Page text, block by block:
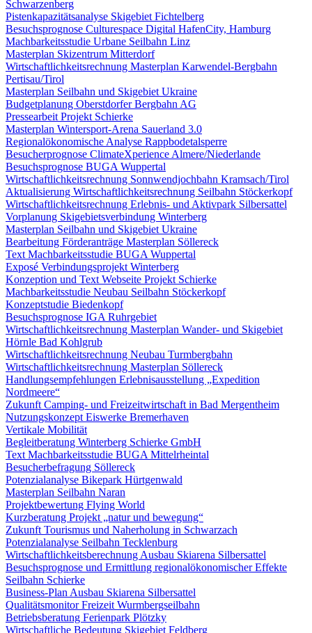
Schwarzenberg
Pistenkapazitätsanalyse Skigebiet Fichtelberg
Besuchsprognose Culturespace Digital HafenCity, Hamburg
Machbarkeitsstudie Urbane Seilbahn Linz
Masterplan Skizentrum Mitterdorf
Wirtschaftlichkeitsrechnung Masterplan Karwendel-Bergbahn
Pertisau/Tirol
Masterplan Seilbahn und Skigebiet Ukraine
Budgetplanung Oberstdorfer Bergbahn AG
Pressearbeit Projekt Schierke
Masterplan Wintersport-Arena Sauerland 3.0
Regionalökonomische Analyse Rappbodetalsperre
Besucherprognose ClimateXperience Almere/Niederlande
Besuchsprognose BUGA Wuppertal
Wirtschaftlichkeitsrechnung Sonnwendjochbahn Kramsach/Tirol
Aktualisierung Wirtschaftlichkeitsrechnung Seilbahn Stöckerkopf
Wirtschaftlichkeitsrechnung Erlebnis- und Aktivpark Silbersattel
Vorplanung Skigebietsverbindung Winterberg
Masterplan Seilbahn und Skigebiet Ukraine
Bearbeitung Förderanträge Masterplan Söllereck
Text Machbarkeitsstudie BUGA Wuppertal
Exposé Verbindungsprojekt Winterberg
Konzeption und Text Webseite Projekt Schierke
Machbarkeitsstudie Neubau Seilbahn Stöckerkopf
Konzeptstudie Biedenkopf
Besuchsprognose IGA Ruhrgebiet
Wirtschaftlichkeitsrechnung Masterplan Wander- und Skigebiet
Hörnle Bad Kohlgrub
Wirtschaftlichkeitsrechnung Neubau Turmbergbahn
Wirtschaftlichkeitsrechnung Masterplan Söllereck
Handlungsempfehlungen Erlebnisausstellung „Expedition
Nordmeere“
Zukunft Camping- und Freizeitwirtschaft in Bad Mergentheim
Nutzungskonzept Eiswerke Bremerhaven
Vertikale Mobilität
Begleitberatung Winterberg Schierke GmbH
Text Machbarkeitsstudie BUGA Mittelrheintal
Besucherbefragung Söllereck
Potenzialanalyse Bikepark Hürtgenwald
Masterplan Seilbahn Naran
Projektbewertung Flying World
Kurzberatung Projekt „natur und bewegung“
Zukunft Tourismus und Naherholung in Schwarzach
Potenzialanalyse Seilbahn Tecklenburg
Wirtschaftlichkeitsberechnung Ausbau Skiarena Silbersattel
Besuchsprognose und Ermittlung regionalökonomischer Effekte
Seilbahn Schierke
Business-Plan Ausbau Skiarena Silbersattel
Qualitätsmonitor Freizeit Wurmbergseilbahn
Betriebsberatung Ferienpark Plötzky
Wirtschaftliche Bedeutung Skigebiet Feldberg